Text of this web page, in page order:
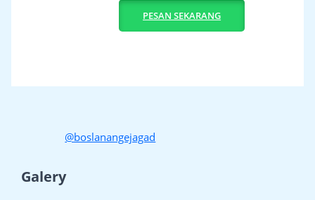
PESAN SEKARANG
@boslanangejagad
Galery